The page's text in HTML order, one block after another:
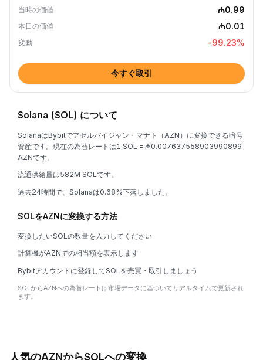
当時の価値 ₼0.99
本日の価値 ₼0.01
変動 -99.23%
今すぐ取引
Solana (SOL) について
SolanaはBybitでアゼルバイジャン・マナト（AZN）に変換できる暗号
資産です。現在の為替レートは1 SOL = ₼0.007637558903990899
AZNです。
流通供給量は582M SOLです。
過去24時間で、Solanaは0.68%下落しました。
SOLをAZNに変換する方法
変換したいSOLの数量を入力してください
計算機がAZNでの相当額を表示します
Bybitアカウントに登録してSOLを売買・取引しましょう
SOLからAZNへの為替レートは市場データに基づいてリアルタイムで更新され
ます。
人気のAZNからSOLへの変換